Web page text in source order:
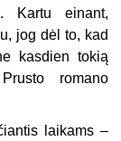
Kartu einant,
jog dėl to, kad
kasdien tokią
romano
laikams –